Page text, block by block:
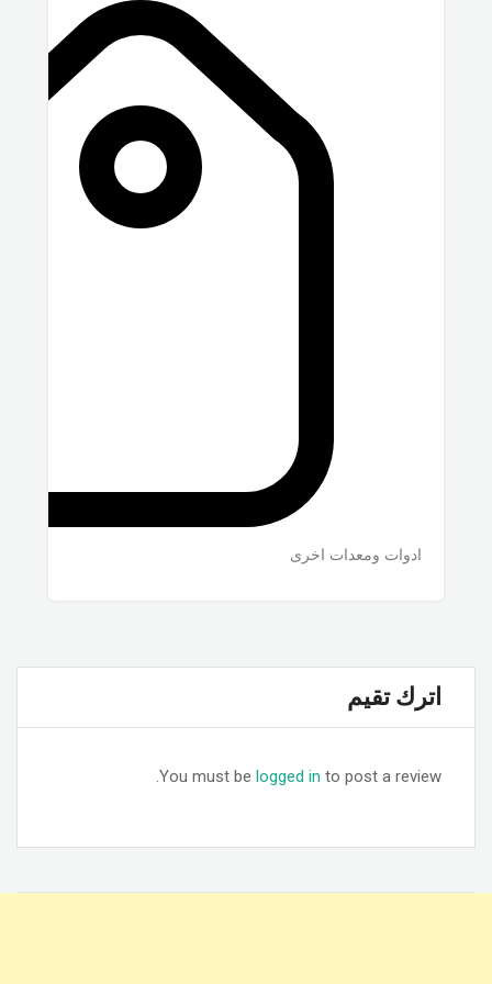
ادوات ومعدات اخرى
اترك تقيم
You must be logged in to post a review.